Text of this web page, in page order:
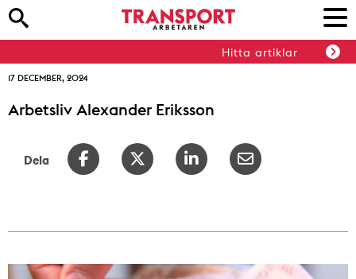
Hitta artiklar
17 DECEMBER, 2024
Arbetsliv Alexander Eriksson
Dela